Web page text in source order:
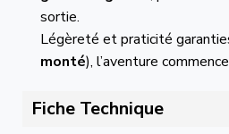
sortie.
Légèreté et praticité
monté), l’aventure
Fiche Technique